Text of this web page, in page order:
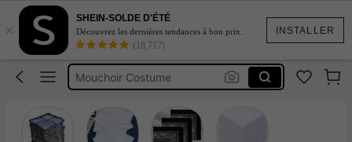
INSTALLER
×
SHEIN-SOLDE D'ÉTÉ
Découvrez les dernières tendances à bon prix.
(18,717)
Mouchoir De Poche
Mouchoir Costume
Mouchoir Homme
Mouchoir Tissus